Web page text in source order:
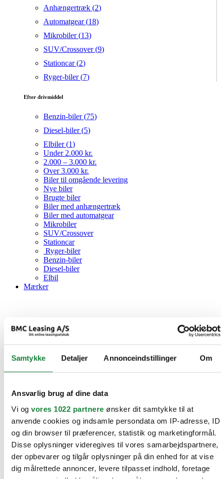
Samtykke Detaljer Annonceindstillinger Om
Ansvarlig brug af dine data
Vi og vores 1022 partnere ønsker dit samtykke til at
anvende cookies og indsamle persondata om IP-adresse, ID
og din browser til præferencer, statistik og marketingformål.
Disse oplysninger videregives til vores samarbejdspartnere,
der opbevarer og tilgår oplysninger på din enhed for at vise
dig målrettede annoncer, levere tilpasset indhold, foretage
Anhængertræk (2)
Automatgear (18)
Mikrobiler (13)
SUV/Crossover (9)
Stationcar (2)
Ryger-biler (7)
Efter drivmiddel
Benzin-biler (75)
Diesel-biler (5)
Elbiler (1)
Under 2.000 kr.
2.000 – 3.000 kr.
Over 3.000 kr.
Biler til omgående levering
Nye biler
Brugte biler
Biler med anhængertræk
Biler med automatgear
Mikrobiler
SUV/Crossover
Stationcar
Ryger-biler
Benzin-biler
Diesel-biler
Elbil
Mærker